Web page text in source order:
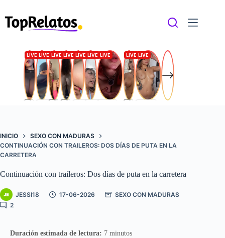
contenido
INICIO
SEXO CON MADURAS
CONTINUACIÓN CON TRAILEROS: DOS DÍAS DE PUTA EN LA
CARRETERA
Continuación con traileros: Dos días de puta en la carretera
JESSI18 17-06-2026
SEXO CON MADURAS
2
Duración estimada de lectura: 7 minutos